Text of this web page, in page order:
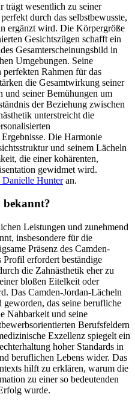
trägt wesentlich zu seiner
durch das selbstbewusste,
ergänzt wird. Die Körpergröße
Gesichtszügen schafft ein
Gesamterscheinungsbild in
Umgebungen. Seine
Rahmen für das
die Gesamtwirkung seiner
und seiner Bemühungen um
der Beziehung zwischen
unterstreicht die
Die Harmonie
und seinem Lächeln
die einer kohärenten,
gewidmet wird.
Hunteran.
Leistungen und zunehmend
insbesondere für die
Präsenz des Camden-
erfordert beständige
die Zahnästhetik eher zu
bloßen Eitelkeit oder
Das Camden-Jordan-Lächeln
das seine berufliche
Nahbarkeit und seine
Berufsfeldern
Exzellenz spiegelt ein
hoher Standards in
beruflichen Lebens wider. Das
hilft zu erklären, warum die
zu einer so bedeutenden
wurde.